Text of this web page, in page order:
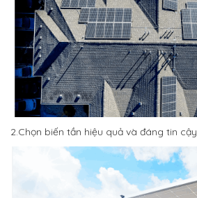
2.Chọn biến tần hiệu quả và đáng tin cậy